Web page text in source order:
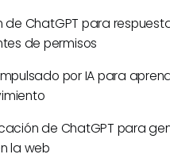
de ChatGPT para
de permisos
por IA para
de ChatGPT para
la web